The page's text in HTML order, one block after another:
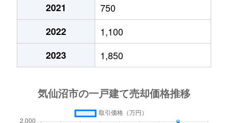
2021
750
2022
1,100
2023
1,850